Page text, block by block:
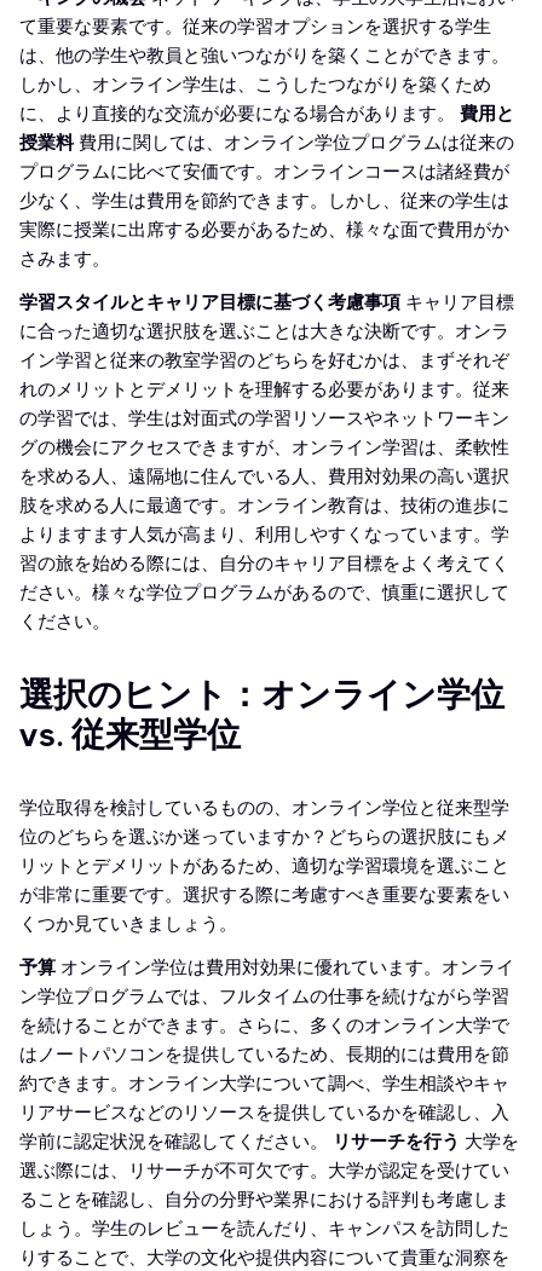
て重要な要素です。従来の学習オプションを選択する学生
は、他の学生や教員と強いつながりを築くことができます。
しかし、オンライン学生は、こうしたつながりを築くため
に、より直接的な交流が必要になる場合があります。 費用と
授業料 費用に関しては、オンライン学位プログラムは従来の
プログラムに比べて安価です。オンラインコースは諸経費が
少なく、学生は費用を節約できます。しかし、従来の学生は
実際に授業に出席する必要があるため、様々な面で費用がか
さみます。
学習スタイルとキャリア目標に基づく考慮事項 キャリア目標
に合った適切な選択肢を選ぶことは大きな決断です。オンラ
イン学習と従来の教室学習のどちらを好むかは、まずそれぞ
れのメリットとデメリットを理解する必要があります。従来
の学習では、学生は対面式の学習リソースやネットワーキン
グの機会にアクセスできますが、オンライン学習は、柔軟性
を求める人、遠隔地に住んでいる人、費用対効果の高い選択
肢を求める人に最適です。オンライン教育は、技術の進歩に
よりますます人気が高まり、利用しやすくなっています。学
習の旅を始める際には、自分のキャリア目標をよく考えてく
ださい。様々な学位プログラムがあるので、慎重に選択して
ください。
選択のヒント：オンライン学位
vs. 従来型学位
学位取得を検討しているものの、オンライン学位と従来型学
位のどちらを選ぶか迷っていますか？どちらの選択肢にもメ
リットとデメリットがあるため、適切な学習環境を選ぶこと
が非常に重要です。選択する際に考慮すべき重要な要素をい
くつか見ていきましょう。
予算 オンライン学位は費用対効果に優れています。オンライ
ン学位プログラムでは、フルタイムの仕事を続けながら学習
を続けることができます。さらに、多くのオンライン大学で
はノートパソコンを提供しているため、長期的には費用を節
約できます。オンライン大学について調べ、学生相談やキャ
リアサービスなどのリソースを提供しているかを確認し、入
学前に認定状況を確認してください。
リサーチを行う 大学を
選ぶ際には、リサーチが不可欠です。大学が認定を受けてい
ることを確認し、自分の分野や業界における評判も考慮しま
しょう。学生のレビューを読んだり、キャンパスを訪問した
りすることで、大学の文化や提供内容について貴重な洞察を